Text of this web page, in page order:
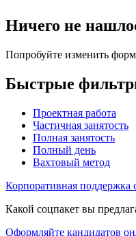
Ничего не
Попробуйте изменить
Быстрые
Проектная работа
Частичная занятость
Полная занятость
Полный день
Вахтовый метод
Корпоративная поддержка
Какой соцпакет вы
Оформляйте кандидатов